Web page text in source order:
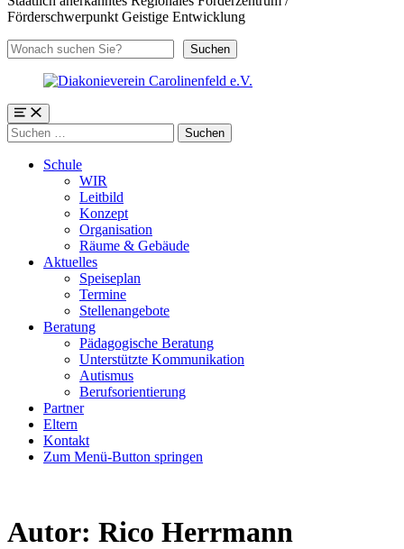
Förderschwerpunkt Geistige Entwicklung
Suchen
Suchen
Menü
Suchen
nach:
Schule
WIR
Leitbild
Konzept
Organisation
Räume & Gebäude
Aktuelles
Speiseplan
Termine
Stellenangebote
Beratung
Pädagogische Beratung
Unterstützte Kommunikation
Autismus
Berufsorientierung
Partner
Eltern
Kontakt
Zum Menü-Button springen
Autor: Rico Herrmann